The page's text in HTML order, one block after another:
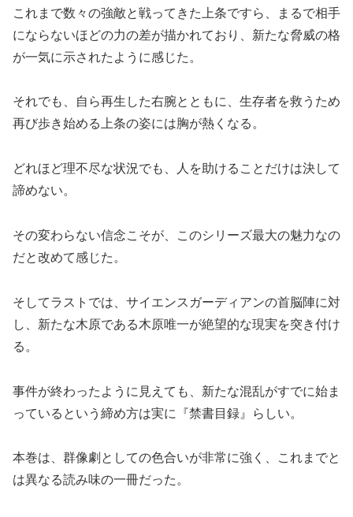
これまで数々の強敵と戦ってきた上条ですら、まるで相手
にならないほどの力の差が描かれており、新たな脅威の格
が一気に示されたように感じた。
それでも、自ら再生した右腕とともに、生存者を救うため
再び歩き始める上条の姿には胸が熱くなる。
どれほど理不尽な状況でも、人を助けることだけは決して
諦めない。
その変わらない信念こそが、このシリーズ最大の魅力なの
だと改めて感じた。
そしてラストでは、サイエンスガーディアンの首脳陣に対
し、新たな木原である木原唯一が絶望的な現実を突き付け
る。
事件が終わったように見えても、新たな混乱がすでに始ま
っているという締め方は実に『禁書目録』らしい。
本巻は、群像劇としての色合いが非常に強く、これまでと
は異なる読み味の一冊だった。